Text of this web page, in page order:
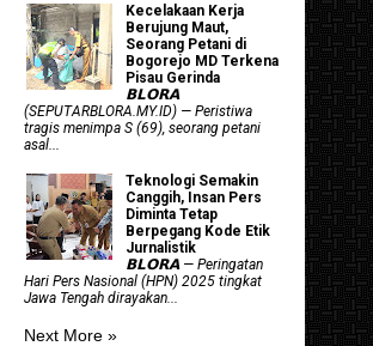
Kecelakaan Kerja
Berujung Maut,
Seorang Petani di
Bogorejo MD Terkena
Pisau Gerinda
𝗕𝗟𝗢𝗥𝗔
(SEPUTARBLORA.MY.ID) — Peristiwa
tragis menimpa S (69), seorang petani
asal...
Teknologi Semakin
Canggih, Insan Pers
Diminta Tetap
Berpegang Kode Etik
Jurnalistik
𝗕𝗟𝗢𝗥𝗔 — Peringatan
Hari Pers Nasional (HPN) 2025 tingkat
Jawa Tengah dirayakan...
Next More »